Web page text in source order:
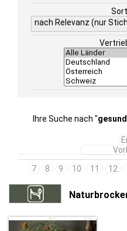
nach Relevanz (nur
Ihre Suche nach "
7
8 9 10 11 12